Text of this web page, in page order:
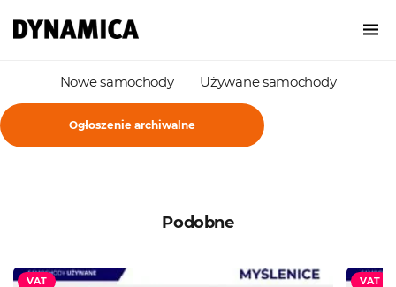
Nowe samochody Używane samochody
Ogłoszenie archiwalne
Podobne
VAT VAT